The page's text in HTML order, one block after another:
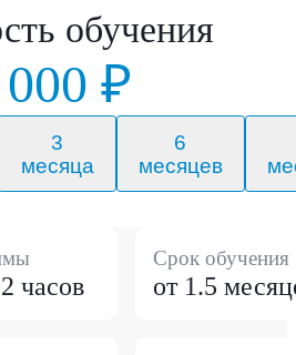
обучения
₽
3
месяца
6
месяцев
часов
Срок обучения
от 1.5